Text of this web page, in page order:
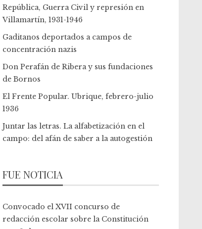
República, Guerra Civil y represión en
Villamartín, 1931-1946
Gaditanos deportados a campos de
concentración nazis
Don Perafán de Ribera y sus fundaciones
de Bornos
El Frente Popular. Ubrique, febrero-julio
1936
Juntar las letras. La alfabetización en el
campo: del afán de saber a la autogestión
FUE NOTICIA
Convocado el XVII concurso de
redacción escolar sobre la Constitución